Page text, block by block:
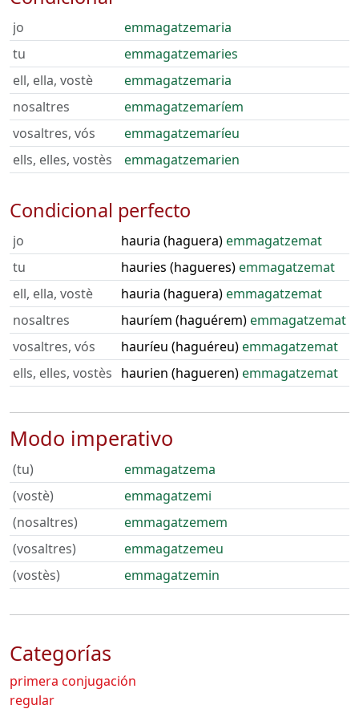
jo
emmagatzemaria
tu
emmagatzemaries
ell, ella, vostè
emmagatzemaria
nosaltres
emmagatzemaríem
vosaltres, vós
emmagatzemaríeu
ells, elles, vostès
emmagatzemarien
Condicional perfecto
jo hauria (haguera)emmagatzemat
tu
hauries (hagueres)emmagatzemat
ell, ella, vostè
hauria (haguera)emmagatzemat
nosaltres
hauríem (haguérem)emmagatzemat
vosaltres, vós
hauríeu (haguéreu)emmagatzemat
ells, elles, vostès haurien (hagueren)emmagatzemat
Modo imperativo
(tu)
emmagatzema
(vostè)
emmagatzemi
(nosaltres)
emmagatzemem
(vosaltres)
emmagatzemeu
(vostès)
emmagatzemin
Categorías
primera conjugación
regular